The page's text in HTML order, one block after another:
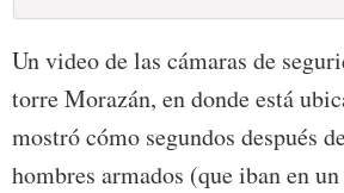
Un video de las cámaras de
torre Morazán, en donde está
mostró cómo segundos después
hombres armados (que iban en